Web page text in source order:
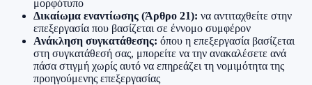
μορφότυπο
Δικαίωμα εναντίωσης (Άρθρο 21): να αντιταχθείτε στην
επεξεργασία που βασίζεται σε έννομο συμφέρον
Ανάκληση συγκατάθεσης: όπου η επεξεργασία βασίζεται
στη συγκατάθεσή σας, μπορείτε να την ανακαλέσετε ανά
πάσα στιγμή χωρίς αυτό να επηρεάζει τη νομιμότητα της
προηγούμενης επεξεργασίας